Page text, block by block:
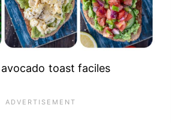
avocado toast faciles